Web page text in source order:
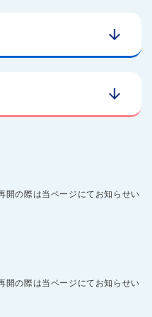
開の際は当ページにてお知らせい
開の際は当ページにてお知らせい